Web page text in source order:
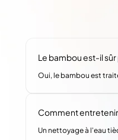
Le bambou est-il
Oui, le bambou est
Comment
Un nettoyage à l'eau